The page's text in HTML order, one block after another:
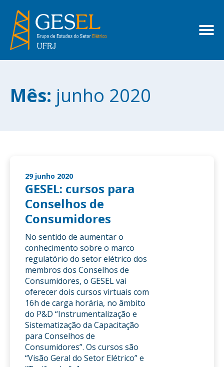
Mês: junho 2020
29 junho 2020
GESEL: cursos para
Conselhos de
Consumidores
No sentido de aumentar o
conhecimento sobre o marco
regulatório do setor elétrico dos
membros dos Conselhos de
Consumidores, o GESEL vai
oferecer dois cursos virtuais com
16h de carga horária, no âmbito
do P&D “Instrumentalização e
Sistematização da Capacitação
para Conselhos de
Consumidores”. Os cursos são
“Visão Geral do Setor Elétrico” e